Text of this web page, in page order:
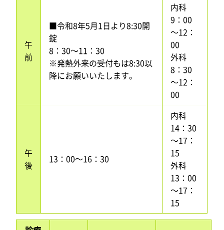
午
前
■令和8年5月1日より8:30開
錠
8：30～11：30
※発熱外来の受付もは8:30以
降にお願いいたします。
内科
9：00
～12：
00
外科
8：30
～12：
00
午
後
13：00～16：30
内科
14：30
～17：
15
外科
13：00
～17：
15